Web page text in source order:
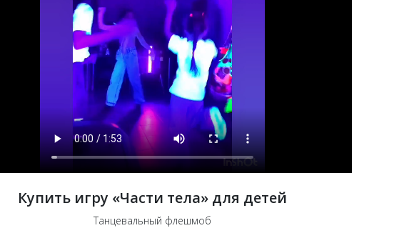
Купить игру «Части тела» для детей
Танцевальный флешмоб